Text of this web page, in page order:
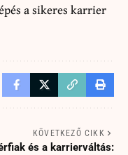
a sikeres karrier
KÖVETKEZŐ CIKK
és a karrierváltás: